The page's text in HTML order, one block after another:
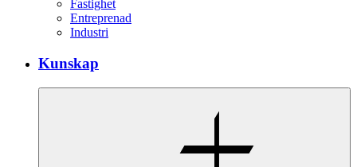
Fastighet
Entreprenad
Industri
Kunskap